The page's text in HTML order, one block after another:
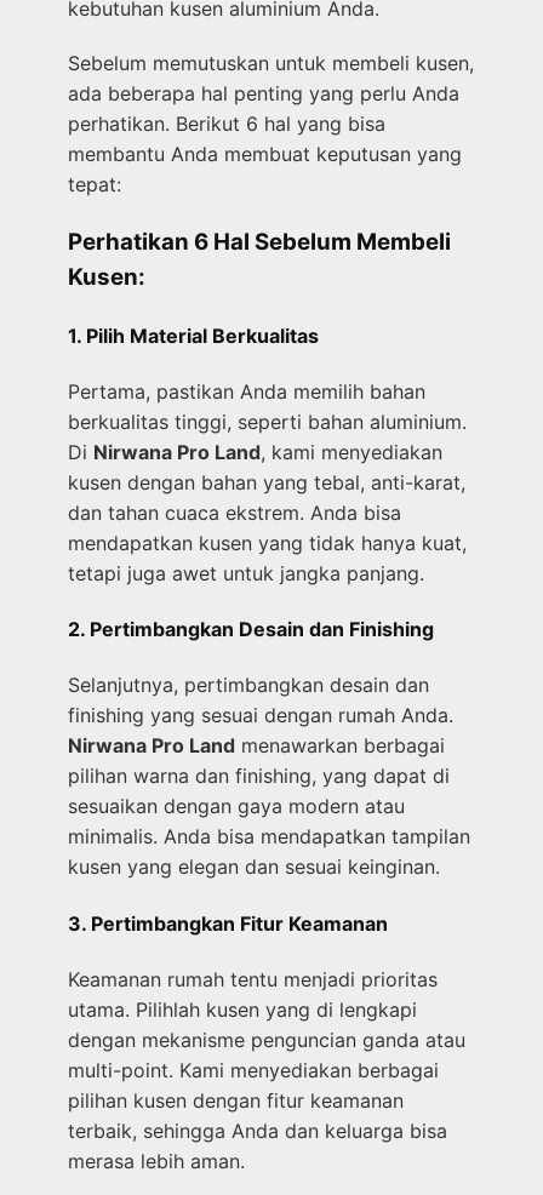
kebutuhan kusen aluminium Anda.
Sebelum memutuskan untuk membeli kusen,
ada beberapa hal penting yang perlu Anda
perhatikan. Berikut 6 hal yang bisa
membantu Anda membuat keputusan yang
tepat:
Perhatikan 6 Hal Sebelum Membeli
Kusen:
1. Pilih Material Berkualitas
Pertama, pastikan Anda memilih bahan
berkualitas tinggi, seperti bahan aluminium.
Di Nirwana Pro Land, kami menyediakan
kusen dengan bahan yang tebal, anti-karat,
dan tahan cuaca ekstrem. Anda bisa
mendapatkan kusen yang tidak hanya kuat,
tetapi juga awet untuk jangka panjang.
2. Pertimbangkan Desain dan Finishing
Selanjutnya, pertimbangkan desain dan
finishing yang sesuai dengan rumah Anda.
Nirwana Pro Land menawarkan berbagai
pilihan warna dan finishing, yang dapat di
sesuaikan dengan gaya modern atau
minimalis. Anda bisa mendapatkan tampilan
kusen yang elegan dan sesuai keinginan.
3. Pertimbangkan Fitur Keamanan
Keamanan rumah tentu menjadi prioritas
utama. Pilihlah kusen yang di lengkapi
dengan mekanisme penguncian ganda atau
multi-point. Kami menyediakan berbagai
pilihan kusen dengan fitur keamanan
terbaik, sehingga Anda dan keluarga bisa
merasa lebih aman.